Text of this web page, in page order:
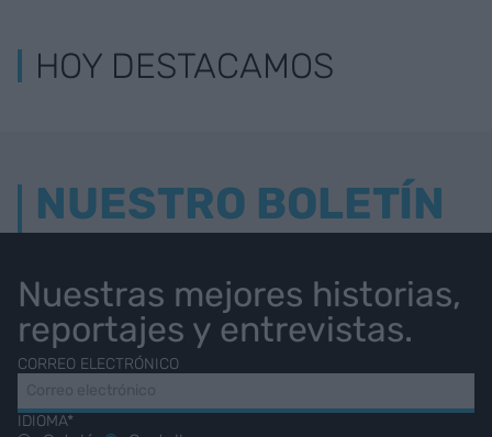
HOY DESTACAMOS
NUESTRO BOLETÍN
Nuestras mejores historias,
reportajes y entrevistas.
CORREO ELECTRÓNICO
IDIOMA*